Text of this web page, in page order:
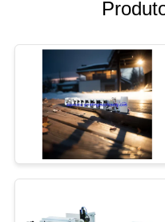
POLÍTICA
PRIVACIDADE